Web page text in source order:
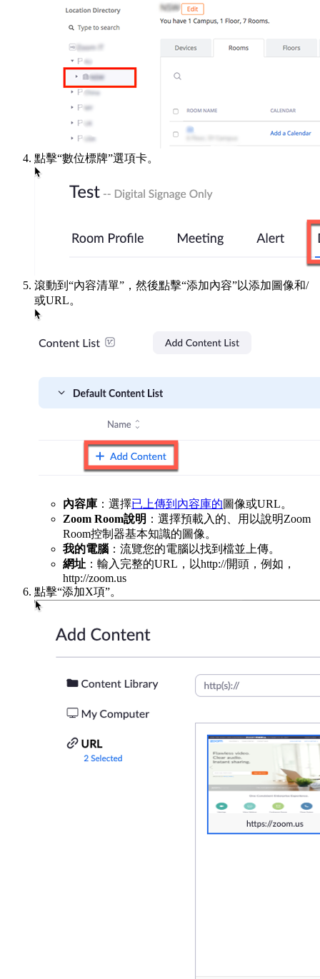
點擊“數位標牌”選項卡。
滾動到“內容清單”，然後點擊“添加內容”以添加圖像和/
或URL。
內容庫 ：選擇已上傳到內容庫的圖像或URL。
Zoom Room說明 ：選擇預載入的、用以說明Zoom
Room控制器基本知識的圖像。
我的電腦 ：流覽您的電腦以找到檔並上傳。
網址 ：輸入完整的URL，以http://開頭，例如，
http://zoom.us
點擊“添加X項”。